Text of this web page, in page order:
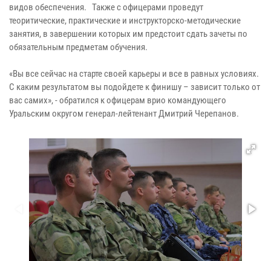
видов обеспечения. Также с офицерами проведут
теоритические, практические и инструкторско-методические
занятия, в завершении которых им предстоит сдать зачеты по
обязательным предметам обучения.
«Вы все сейчас на старте своей карьеры и все в равных условиях.
С каким результатом вы подойдете к финишу – зависит только от
вас самих», - обратился к офицерам врио командующего
Уральским округом генерал-лейтенант Дмитрий Черепанов.